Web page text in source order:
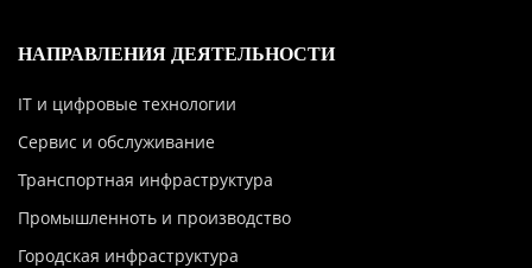
НАПРАВЛЕНИЯ ДЕЯТЕЛЬНОСТИ
IT и цифровые технологии
Сервис и обслуживание
Транспортная инфраструктура
Промышленноть и производство
Городская инфраструктура